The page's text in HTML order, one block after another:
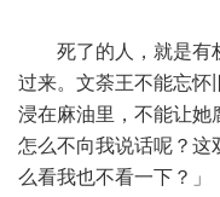
死了的人，就是有
过来。文荼王不能忘怀
浸在麻油里，不能让她
怎么不向我说话呢？这
么看我也不看一下？」